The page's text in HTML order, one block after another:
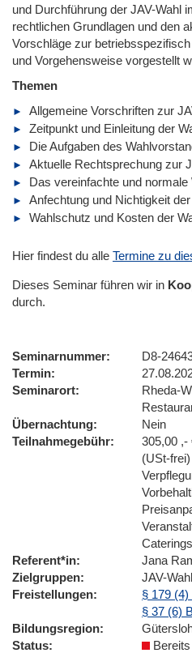
und Durchführung der JAV-Wahl
rechtlichen Grundlagen und den
Vorschläge zur
und Vorgehensweise vorgestellt
Themen
Allgemeine Vorschriften zur
Zeitpunkt und Einleitung der
Die Aufgaben des
Aktuelle Rechtsprechung zur
Das vereinfachte und normale
Anfechtung und Nichtigkeit
Wahlschutz und Kosten der
Hier findest du alle Termine zu
Dieses Seminar führen wir in
durch.
Seminarnummer
D8-
Termin
Seminarort
Rheda-
Übernachtung
Nein
Teilnahmegebühr
305,00 ,-
(USt-
Referent*in
Jana
Zielgruppen
JAV-
Freistellungen
§ 179
§ 37 (6)
Bildungsregion
Status